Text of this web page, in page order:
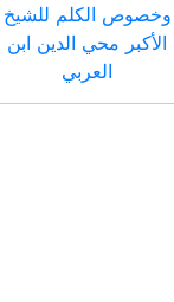
وخصوص الكلم للشيخ
الأكبر محي الدين ابن
العربي